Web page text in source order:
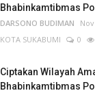
Bhabinkamtibmas
DARSONO BUDIMAN
KOTA SUKABUMI
0
Ciptakan Wilayah
Bhabinkamtibmas